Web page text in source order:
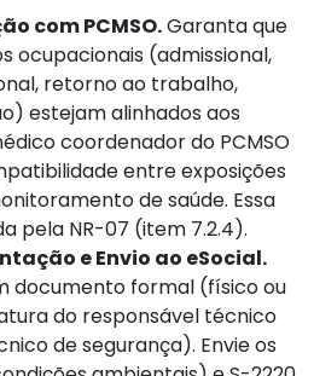
com PCMSO.Garanta que
ocupacionais (admissional,
retorno ao trabalho,
estejam alinhados aos
coordenador do PCMSO
entre exposições
de saúde. Essa
pela NR-07 (item 7.2.4).
e Envio ao eSocial.
documento formal (físico ou
do responsável técnico
de segurança). Envie os